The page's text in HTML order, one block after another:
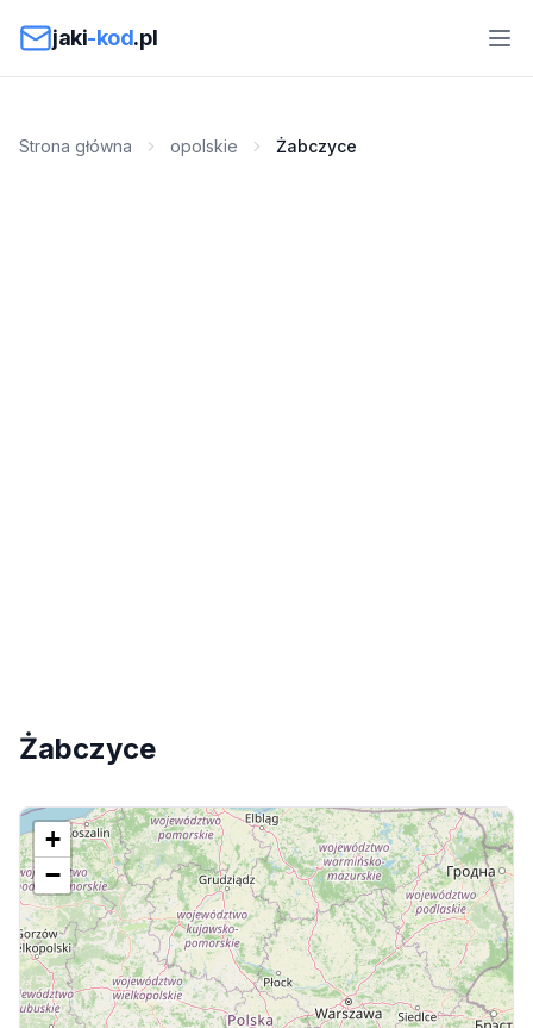
jaki-kod.pl
Strona główna opolskie Żabczyce
Żabczyce
+
−